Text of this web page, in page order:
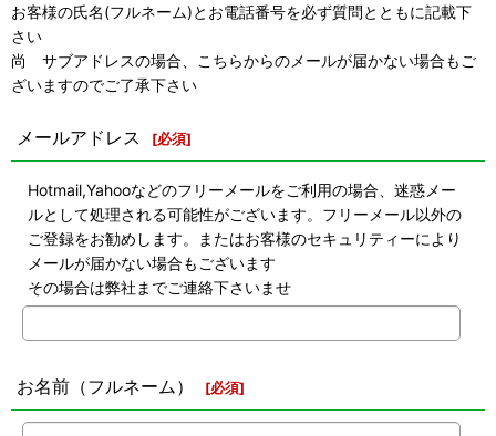
お客様の氏名(フルネーム)とお電話番号を必ず質問とともに記載下
さい
尚 サブアドレスの場合、こちらからのメールが届かない場合もご
ざいますのでご了承下さい
メールアドレス [必須]
Hotmail,Yahooなどのフリーメールをご利用の場合、迷惑メー
ルとして処理される可能性がございます。フリーメール以外の
ご登録をお勧めします。またはお客様のセキュリティーにより
メールが届かない場合もございます
その場合は弊社までご連絡下さいませ
お名前（フルネーム） [必須]